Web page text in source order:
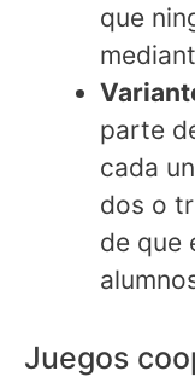
que
parte
cada
dos o
de que
Juegos